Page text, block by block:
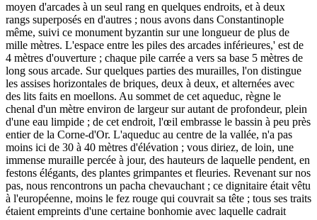
moyen d'arcades à un seul rang en quelques endroits, et à deux
rangs superposés en d'autres ; nous avons dans Constantinople
même, suivi ce monument byzantin sur une longueur de plus de
mille mètres. L'espace entre les piles des arcades inférieures,' est de
4 mètres d'ouverture ; chaque pile carrée a vers sa base 5 mètres de
long sous arcade. Sur quelques parties des murailles, l'on distingue
les assises horizontales de briques, deux à deux, et alternées avec
des lits faits en moellons. Au sommet de cet aqueduc, règne le
chenal d'un mètre environ de largeur sur autant de profondeur, plein
d'une eau limpide ; de cet endroit, l'œil embrasse le bassin à peu près
entier de la Corne-d'Or. L'aqueduc au centre de la vallée, n'a pas
moins ici de 30 à 40 mètres d'élévation ; vous diriez, de loin, une
immense muraille percée à jour, des hauteurs de laquelle pendent, en
festons élégants, des plantes grimpantes et fleuries. Revenant sur nos
pas, nous rencontrons un pacha chevauchant ; ce dignitaire était vêtu
à l'européenne, moins le fez rouge qui couvrait sa tête ; tous ses traits
étaient empreints d'une certaine bonhomie avec laquelle cadrait